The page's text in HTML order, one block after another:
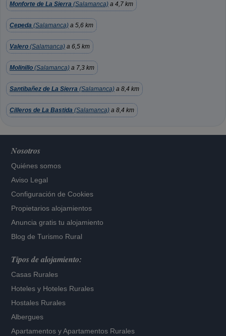
Monforte de La Sierra (Salamanca) a 4,7 km
Cepeda (Salamanca) a 5,6 km
Valero (Salamanca) a 6,5 km
Molinillo (Salamanca) a 7,3 km
Santibañez de La Sierra (Salamanca) a 8,4 km
Cilleros de La Bastida (Salamanca) a 8,4 km
Nosotros
Quiénes somos
Aviso Legal
Configuración de Cookies
Propietarios alojamientos
Anuncia gratis tu alojamiento
Blog de Turismo Rural
Tipos de alojamiento:
Casas Rurales
Hoteles y Hoteles Rurales
Hostales Rurales
Albergues
Apartamentos yApartamentos Rurales